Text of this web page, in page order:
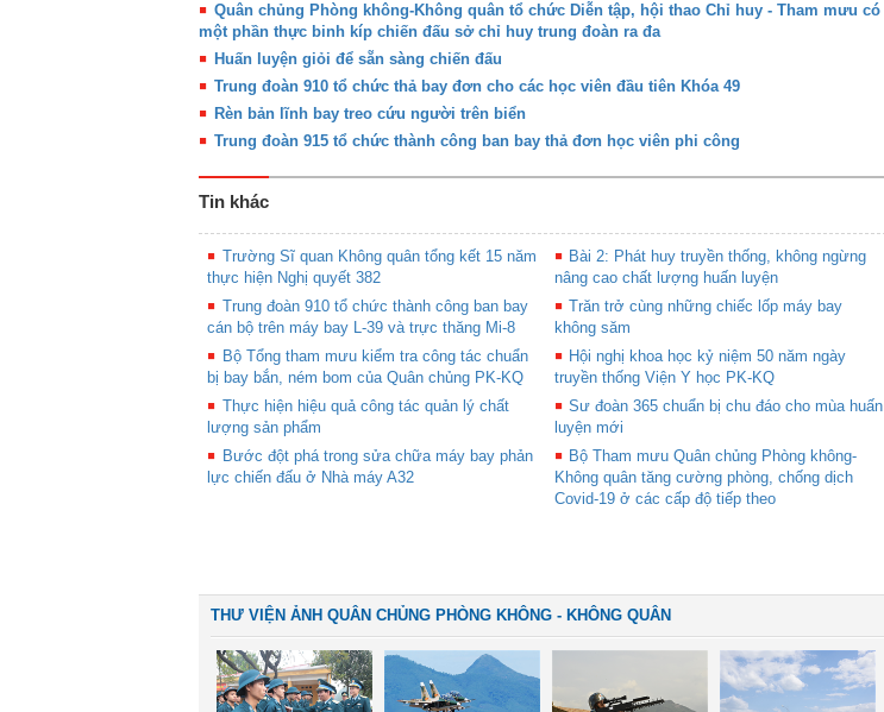
Quân chủng Phòng không-Không quân tổ chức Diễn tập, hội thao Chỉ huy - Tham mưu có
một phần thực binh kíp chiến đấu sở chỉ huy trung đoàn ra đa
Huấn luyện giỏi để sẵn sàng chiến đấu
Trung đoàn 910 tổ chức thả bay đơn cho các học viên đầu tiên Khóa 49
Rèn bản lĩnh bay treo cứu người trên biển
Trung đoàn 915 tổ chức thành công ban bay thả đơn học viên phi công
Tin khác
Trường Sĩ quan Không quân tổng kết 15 năm
thực hiện Nghị quyết 382
Bài 2: Phát huy truyền thống, không ngừng
nâng cao chất lượng huấn luyện
Trung đoàn 910 tổ chức thành công ban bay
cán bộ trên máy bay L-39 và trực thăng Mi-8
Trăn trở cùng những chiếc lốp máy bay
không săm
Bộ Tổng tham mưu kiểm tra công tác chuẩn
bị bay bắn, ném bom của Quân chủng PK-KQ
Hội nghị khoa học kỷ niệm 50 năm ngày
truyền thống Viện Y học PK-KQ
Thực hiện hiệu quả công tác quản lý chất
lượng sản phẩm
Sư đoàn 365 chuẩn bị chu đáo cho mùa huấn
luyện mới
Bước đột phá trong sửa chữa máy bay phản
lực chiến đấu ở Nhà máy A32
Bộ Tham mưu Quân chủng Phòng không-
Không quân tăng cường phòng, chống dịch
Covid-19 ở các cấp độ tiếp theo
THƯ VIỆN ẢNH QUÂN CHỦNG PHÒNG KHÔNG - KHÔNG QUÂN